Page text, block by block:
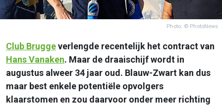
Photo: © PhotoNews
Club Bruggeverlengde recentelijk het contract van
Hans Vanaken. Maar de draaischijf wordt in
augustus alweer 34 jaar oud. Blauw-Zwart kan dus
maar best enkele potentiële opvolgers
klaarstomen en zou daarvoor onder meer richting